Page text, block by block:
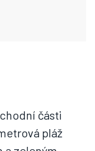
části
pláž